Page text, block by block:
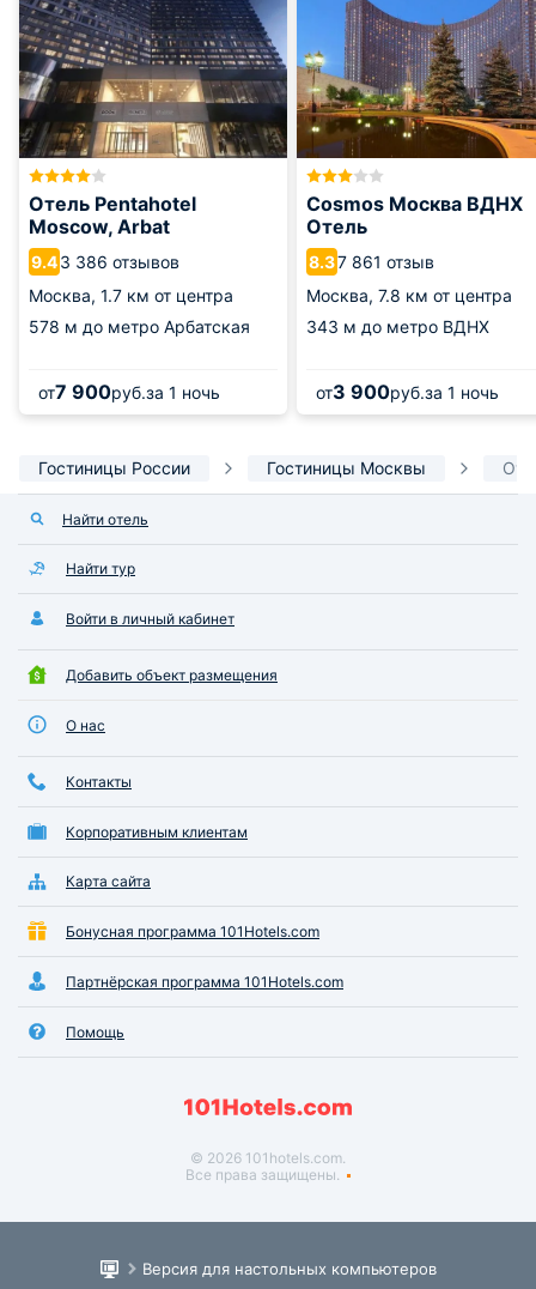
Отель Pentahotel
Moscow, Arbat
9.43 386 отзывов
Москва, 1.7 км от центра
578 м до метро Арбатская
от7 900руб.за 1 ночь
Cosmos Москва ВДНХ
Отель
8.37 861 отзыв
Москва, 7.8 км от центра
343 м до метро ВДНХ
от3 900руб.за 1 ночь
Гостиницы России Гостиницы Москвы
Найти отель
Найти тур
Войти в личный кабинет
Добавить объект размещения
О нас
Контакты
Корпоративным клиентам
Карта сайта
Бонусная программа 101Hotels.com
Партнёрская программа 101Hotels.com
Помощь
© 2026 101hotels.com.
Все права защищены.
Версия для настольных компьютеров